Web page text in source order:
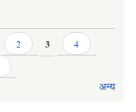
2 3
4
अन्य